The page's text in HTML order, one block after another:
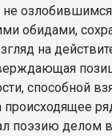
обидами,
на
способной
происходящее
поэзию делом